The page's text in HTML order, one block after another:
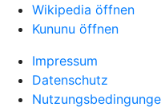
Wikipedia öffnen
Kununu öffnen
Impressum
Datenschutz